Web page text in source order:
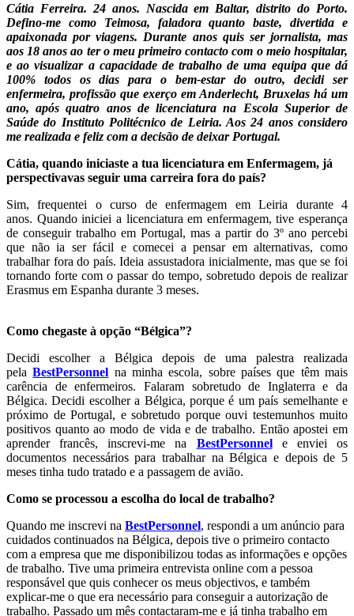
Cátia Ferreira. 24 anos. Nascida em Baltar, distrito do Porto.
Defino-me como Teimosa, faladora quanto baste, divertida e
apaixonada por viagens. Durante anos quis ser jornalista, mas
aos 18 anos ao ter o meu primeiro contacto com o meio hospitalar,
e ao visualizar a capacidade de trabalho de uma equipa que dá
100% todos os dias para o bem-estar do outro, decidi ser
enfermeira, profissão que exerço em Anderlecht, Bruxelas há um
ano, após quatro anos de licenciatura na Escola Superior de
Saúde do Instituto Politécnico de Leiria. Aos 24 anos considero
me realizada e feliz com a decisão de deixar Portugal.
Cátia, quando iniciaste a tua licenciatura em Enfermagem, já
perspectivavas seguir uma carreira fora do país?
Sim, frequentei o curso de enfermagem em Leiria durante 4
anos. Quando iniciei a licenciatura em enfermagem, tive esperança
de conseguir trabalho em Portugal, mas a partir do 3º ano percebi
que não ia ser fácil e comecei a pensar em alternativas, como
trabalhar fora do país. Ideia assustadora inicialmente, mas que se foi
tornando forte com o passar do tempo, sobretudo depois de realizar
Erasmus em Espanha durante 3 meses.
Como chegaste à opção “Bélgica”?
Decidi escolher a Bélgica depois de uma palestra realizada
pelaBestPersonnel na minha escola, sobre países que têm mais
carência de enfermeiros. Falaram sobretudo de Inglaterra e da
Bélgica. Decidi escolher a Bélgica, porque é um país semelhante e
próximo de Portugal, e sobretudo porque ouvi testemunhos muito
positivos quanto ao modo de vida e de trabalho. Então apostei em
aprender francês, inscrevi-me na BestPersonnele enviei os
documentos necessários para trabalhar na Bélgica e depois de 5
meses tinha tudo tratado e a passagem de avião.
Como se processou a escolha do local de trabalho?
Quando me inscrevi na BestPersonnel, respondi a um anúncio para
cuidados continuados na Bélgica, depois tive o primeiro contacto
com a empresa que me disponibilizou todas as informações e opções
de trabalho. Tive uma primeira entrevista online com a pessoa
responsável que quis conhecer os meus objectivos, e também
explicar-me o que era necessário para conseguir a autorização de
trabalho. Passado um mês contactaram-me e já tinha trabalho em